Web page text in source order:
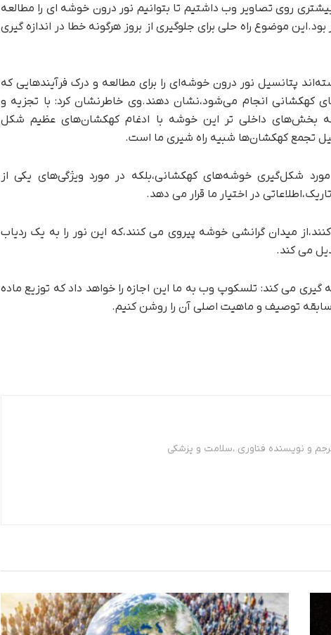
بیشتری روی تصاویر وب داشتیم تا بتوانیم نور درون خوشه ای را مطالعه
موضوع راه حلی برای جلوگیری از بروز هرگونه خطا در اندازه گیری
پتانسیل نور درون خوشه‌ای را برای مطالعه و درک فرآیندهایی که
کهکشانی انجام می‌شود،نشان دهند.وی خاطرنشان کرد: با تجزیه و
که بخش‌های داخلی تر این خوشه با ادغام کهکشان‌های عظیم شکل
تجمع کهکشان‌ها شبیه راه شیری ما است.
شکل‌گیری خوشه‌های کهکشانی،بلکه در مورد ویژگی‌های یکی از
در اختیار ما قرار می دهد.
میدان گرانشی خوشه پیروی می کنند،که این نور را به یک ردیاب
می کند.
گیری می کند: تلسکوپ وب به ما این اجازه را خواهد داد که توزیع ماده
سابقه توصیف و ماهیت اصلی آن را روشن کنیم.
و نویسنده فناوری ،سلامت و پزشکی